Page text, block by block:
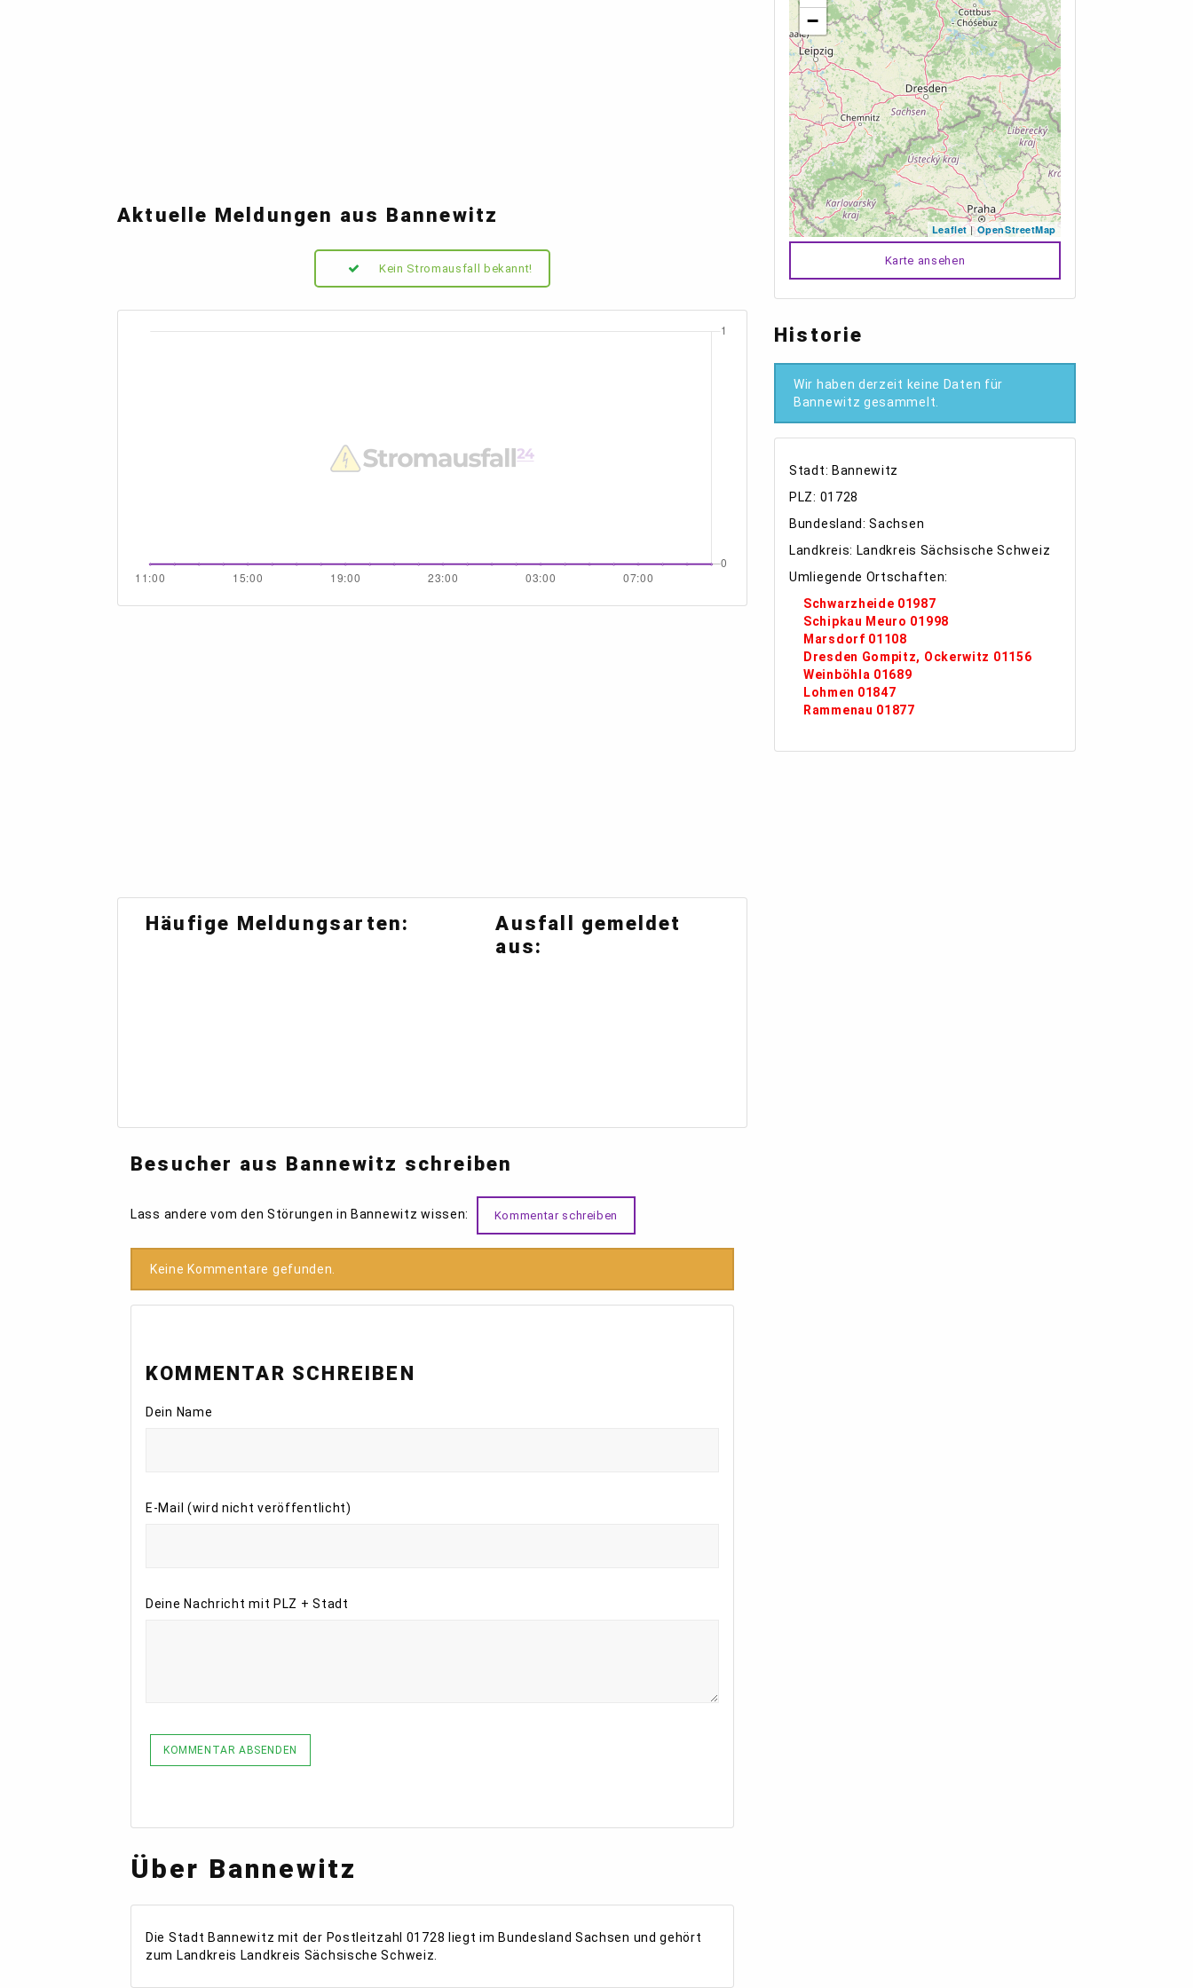
Aktuelle Meldungen aus Bannewitz
Kein Stromausfall bekannt!
Häufige Meldungsarten:
Ausfall gemeldet
aus:
Besucher aus Bannewitz schreiben
Lass andere vom den Störungen in Bannewitz wissen: Kommentar schreiben
Keine Kommentare gefunden.
KOMMENTAR SCHREIBEN
Dein Name
E-Mail (wird nicht veröffentlicht)
Deine Nachricht mit PLZ + Stadt
KOMMENTAR ABSENDEN
Über Bannewitz
Die Stadt Bannewitz mit der Postleitzahl 01728 liegt im Bundesland Sachsen und gehört
zum Landkreis Landkreis Sächsische Schweiz.
−
Leaflet|OpenStreetMap
Karte ansehen
Historie
Wir haben derzeit keine Daten für
Bannewitz gesammelt.
Stadt: Bannewitz
PLZ: 01728
Bundesland: Sachsen
Landkreis: Landkreis Sächsische Schweiz
Umliegende Ortschaften:
Schwarzheide 01987
Schipkau Meuro 01998
Marsdorf 01108
Dresden Gompitz, Ockerwitz 01156
Weinböhla 01689
Lohmen 01847
Rammenau 01877